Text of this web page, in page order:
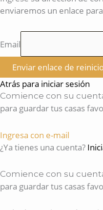
enviaremos un enlace
Email
Enviar enlace de
Atrás para iniciar sesión
Comience con su
para guardar tus casas
Ingresa con e-mail
¿Ya tienes una cuenta?
Comience con su
para guardar tus casas